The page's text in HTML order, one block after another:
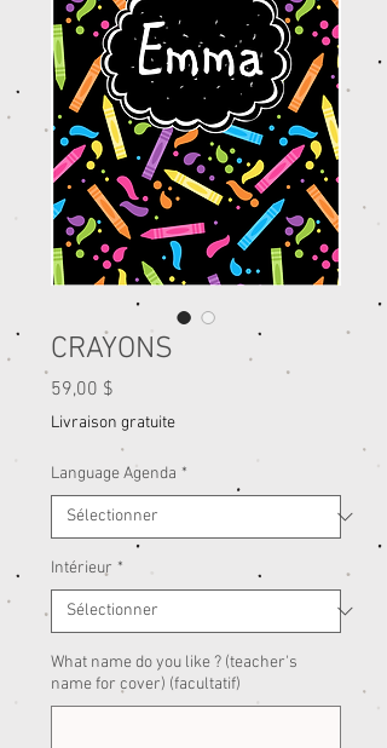
CRAYONS
59,00 $
Livraison gratuite
Language Agenda *
Intérieur *
What name do you like ? (teacher's
name for cover) (facultatif)